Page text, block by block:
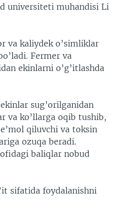
universiteti muhandisi Li
va kaliydek o’simliklar
Fermer va
ekinlarni o’g’itlashda
sug’orilganidan
va ko’llarga oqib tushib,
qiluvchi va toksin
ozuqa beradi.
baliqlar nobud
sifatida foydalanishni